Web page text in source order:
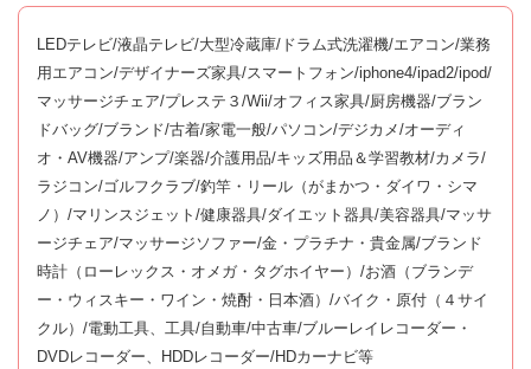
LEDテレビ/液晶テレビ/大型冷蔵庫/ドラム式洗濯機/エアコン/業務
用エアコン/デザイナーズ家具/スマートフォン/iphone4/ipad2/ipod/
マッサージチェア/プレステ３/Wii/オフィス家具/厨房機器/ブラン
ドバッグ/ブランド/古着/家電一般/パソコン/デジカメ/オーディ
オ・AV機器/アンプ/楽器/介護用品/キッズ用品＆学習教材/カメラ/
ラジコン/ゴルフクラブ/釣竿・リール（がまかつ・ダイワ・シマ
ノ）/マリンスジェット/健康器具/ダイエット器具/美容器具/マッサ
ージチェア/マッサージソファー/金・プラチナ・貴金属/ブランド
時計（ローレックス・オメガ・タグホイヤー）/お酒（ブランデ
ー・ウィスキー・ワイン・焼酎・日本酒）/バイク・原付（４サイ
クル）/電動工具、工具/自動車/中古車/ブルーレイレコーダー・
DVDレコーダー、HDDレコーダー/HDカーナビ等